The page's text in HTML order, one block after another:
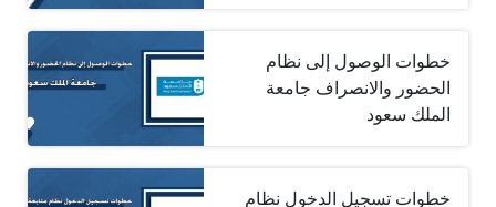
خطوات الوصول إلى نظام
الحضور والانصراف جامعة
الملك سعود
خطوات تسجيل الدخول نظام